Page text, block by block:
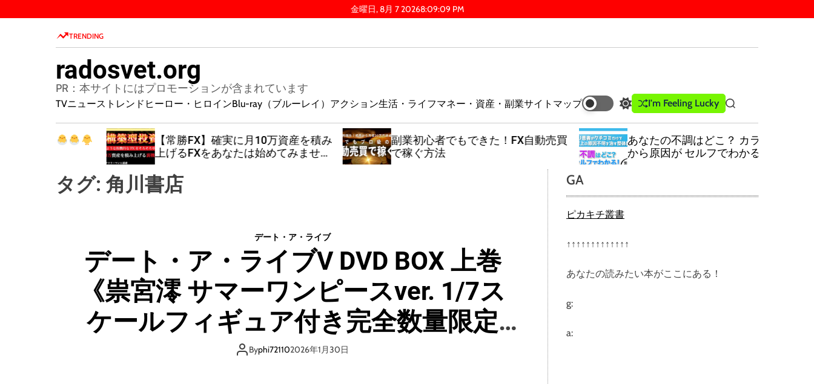
k
金曜日, 8月 7 20268:09:10 PM
TRENDING
radosvet.org
PR：本サイトにはプロモーションが含まれています
TVニューストレンド ヒーロー・ヒロインBlu-ray（ブルーレイ） アクション生活・ライフマネー・資産・副業サイトマップ
S
w
i
t
c
o
o
m
e
I'm Feeling Lucky
S
e
r
c
【常勝FX】確実に月10万資産を積み
上げるFXをあなたは始めてみません
か？
副業初心者でもできた！FX自動売買
で稼ぐ方法
あなたの不調はどこ？ カラダの場所
から原因が セルフでわかる！ 新しい
カラダの解体新書！
タグ: 角川書店
デート・ア・ライブ
デート・ア・ライブV DVD BOX 上巻
《祟宮澪 サマーワンピースver. 1/7ス
ケールフィギュア付き完全数量限定
版》 【DVD 2枚組】
Byphi721102026年1月30日
GA
ピカキチ叢書
↑↑↑↑↑↑↑↑↑↑↑↑↑
あなたの読みたい本がここにある！
g:
a: